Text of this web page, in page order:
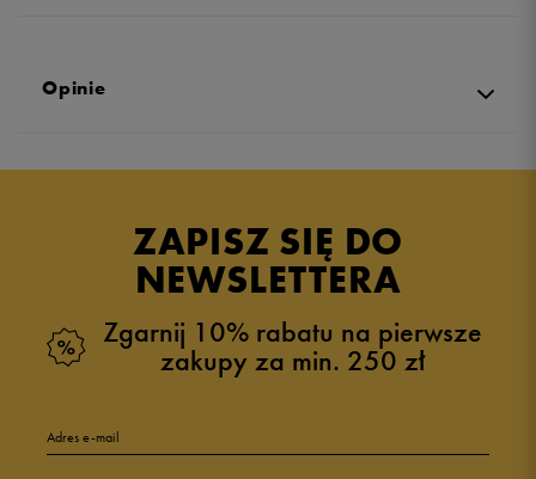
Opinie
ZAPISZ SIĘ DO
NEWSLETTERA
Zgarnij 10% rabatu na pierwsze
zakupy za min. 250 zł
Adres e-mail